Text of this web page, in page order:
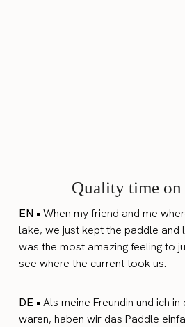
Quality time on
EN • When my friend and me
lake, we just kept the paddle and
was the most amazing feeling to
see where the current took us.
DE •Als meine Freundin und ich
waren, haben wir das Paddle